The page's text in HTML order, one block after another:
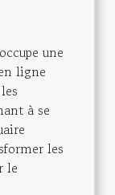
une
ligne
à se
les
le